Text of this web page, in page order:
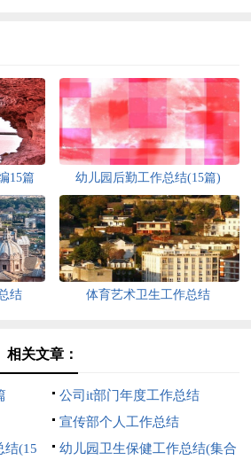
15篇 幼儿园后勤工作总结(15篇)
结 体育艺术卫生工作总结
相关文章：
公司it部门年度工作总结
宣传部个人工作总结
结(15
幼儿园卫生保健工作总结(集合